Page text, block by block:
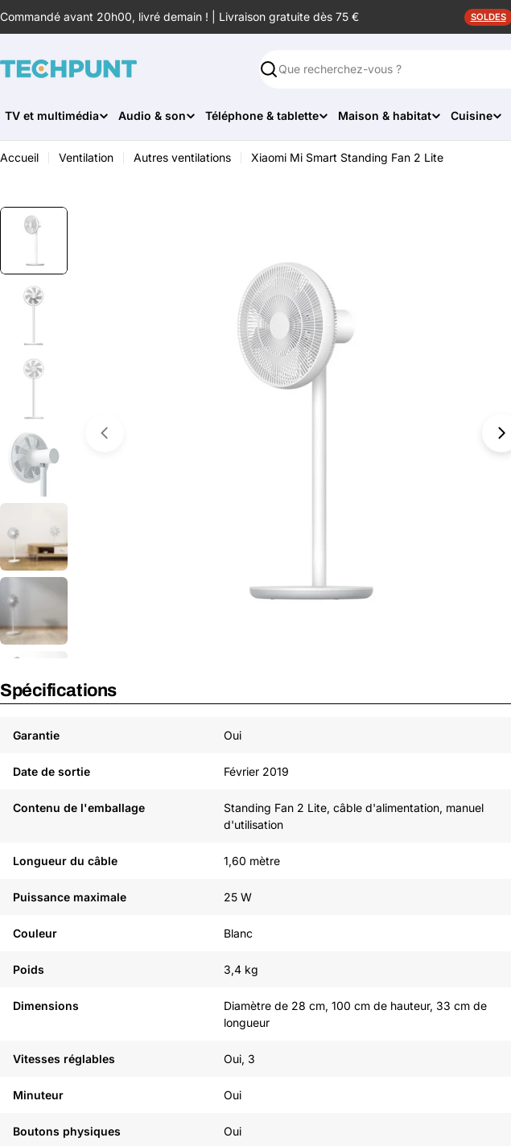
au
Commandé avant 20h00, livré demain ! | Livraison gratuite dès 75 € SOLDES
Rechercher
TV et multimédia Audio & son Téléphone & tablette Maison & habitat Cuisine
Accueil Ventilation Autres ventilations Xiaomi Mi Smart Standing Fan 2 Lite
Spécifications
Garantie Oui
Date de sortie Février 2019
Contenu de l'emballage
Standing Fan 2 Lite, câble d'alimentation, manuel
d'utilisation
Longueur du câble 1,60 mètre
Puissance maximale 25 W
Couleur Blanc
Poids 3,4 kg
Dimensions
Diamètre de 28 cm, 100 cm de hauteur, 33 cm de
longueur
Vitesses réglables Oui, 3
Minuteur Oui
Boutons physiques Oui